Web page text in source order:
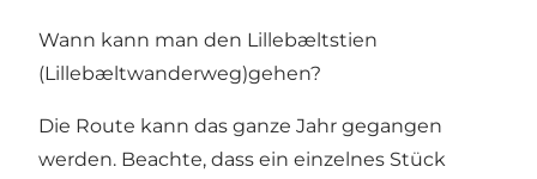
Wann kann man den Lillebæltstien
(Lillebæltwanderweg)gehen?
Die Route kann das ganze Jahr gegangen
werden. Beachte, dass ein einzelnes Stück